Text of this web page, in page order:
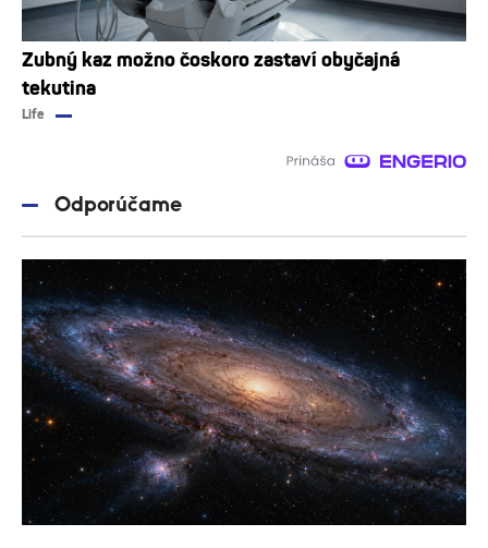
Zubný kaz možno čoskoro zastaví obyčajná
tekutina
Life
Odporúčame